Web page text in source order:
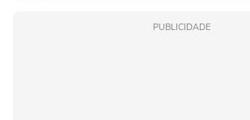
PUBLICIDADE